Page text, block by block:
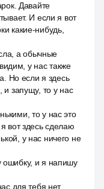
Давайте
И если я вот
какие-нибудь,
а обычные
у нас также
Но если я здесь
запущу, то у нас
то у нас это
вот здесь сделаю
у нас ничего не
ошибку, и я напишу
для тебя нет